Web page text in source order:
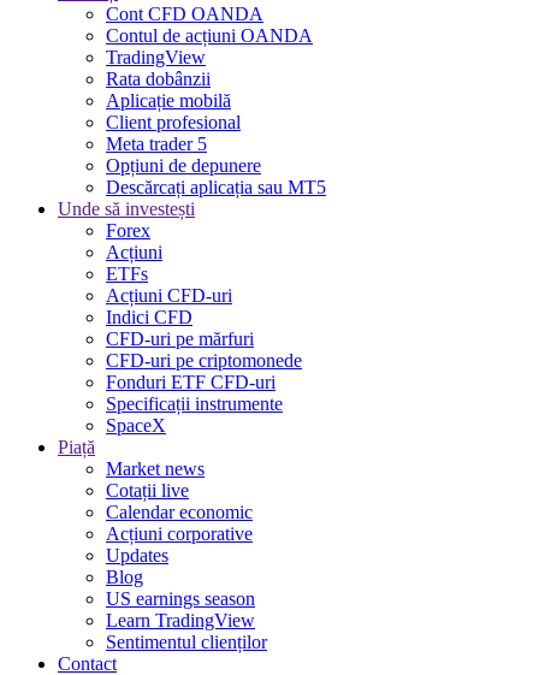
Cont CFD OANDA
Contul de acțiuni OANDA
TradingView
Rata dobânzii
Aplicație mobilă
Client profesional
Meta trader 5
Opțiuni de depunere
Descărcați aplicația sau MT5
Unde să investești
Forex
Acțiuni
ETFs
Acțiuni CFD-uri
Indici CFD
CFD-uri pe mărfuri
CFD-uri pe criptomonede
Fonduri ETF CFD-uri
Specificații instrumente
SpaceX
Piață
Market news
Cotații live
Calendar economic
Acțiuni corporative
Updates
Blog
US earnings season
Learn TradingView
Sentimentul clienților
Contact